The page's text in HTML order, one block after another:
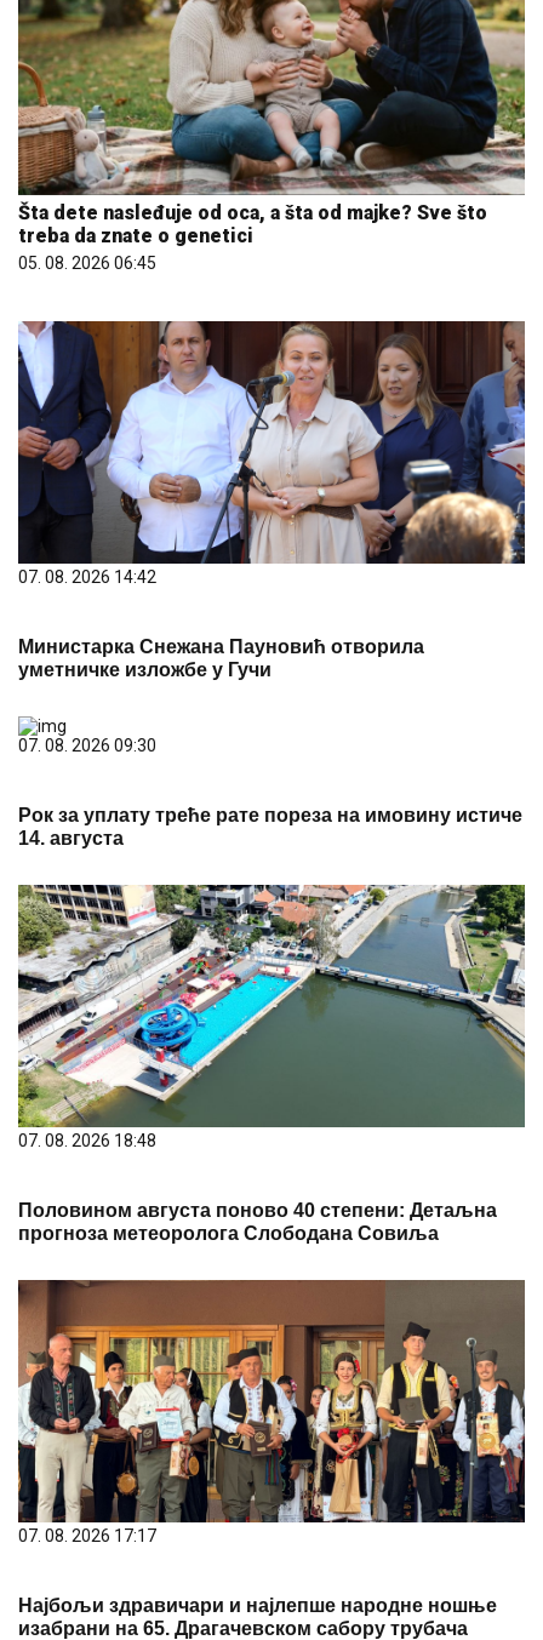
Šta dete nasleđuje od oca, a šta od majke? Sve što
treba da znate o genetici
05. 08. 2026 06:45
07. 08. 2026 14:42
Министарка Снежана Пауновић отворила
уметничке изложбе у Гучи
07. 08. 2026 09:30
Рок за уплату треће рате пореза на имовину истиче
14. августа
07. 08. 2026 18:48
Половином августа поново 40 степени: Детаљна
прогноза метеоролога Слободана Совиља
07. 08. 2026 17:17
Најбољи здравичари и најлепше народне ношње
изабрани на 65. Драгачевском сабору трубача